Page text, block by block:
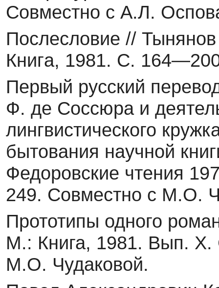
Совместно с А.Л.
Послесловие //
Книгa, 1981. С.
Первый русский
Ф. де Соссюра и
лингвистического
бытования на­учной
Федоровские чтения
249. Совместно с М.О.
Прототипы одного
М.: Книга, 1981. Вып.
М.О. Чудаковой.